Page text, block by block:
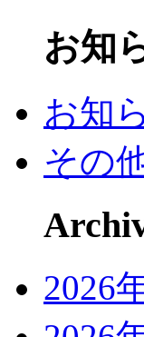
お知
お知
その
2026